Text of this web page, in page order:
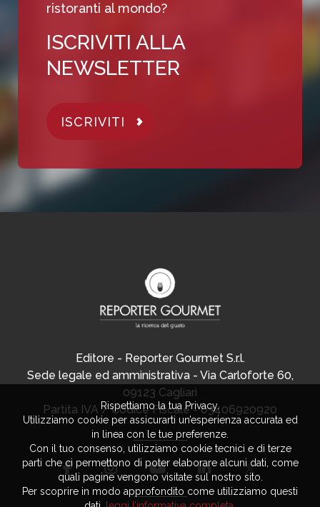
ristoranti al mondo?
ISCRIVITI ALLA
NEWSLETTER
ISCRIVITI
Editore - Reporter Gourmet S.r.l.
Sede legale ed amministrativa - Via Carloforte 60,
09123 Cagliari
Partita IVA / Codice Fiscale - 03406920920
Rispettiamo la tua Privacy.
Utilizziamo cookie per assicurarti un’esperienza accurata ed
in linea con le tue preferenze.
Con il tuo consenso, utilizziamo cookie tecnici e di terze
parti che ci permettono di poter elaborare alcuni dati, come
quali pagine vengono visitate sul nostro sito.
Per scoprire in modo approfondito come utilizziamo questi